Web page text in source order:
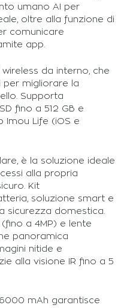
umano AI per
oltre alla funzione di
comunicare
app.
wireless da interno, che
per migliorare la
Supporta
fino a 512 GB e
Life (iOS e
è la soluzione ideale
alla propria
Kit
soluzione smart e
sicurezza domestica.
a 4MP) e lente
panoramica
nitide e
alla visione IR fino a 5
mAh garantisce